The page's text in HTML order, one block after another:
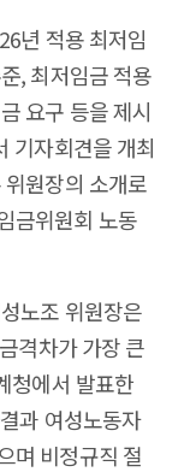
년 적용 최저임
, 최저임금 적용
요구 등을 제시
기자회견을 개최
원장의 소개로
금위원회 노동
노조 위원장은
격차가 가장 큰
청에서 발표한
과 여성노동자
며 비정규직 절